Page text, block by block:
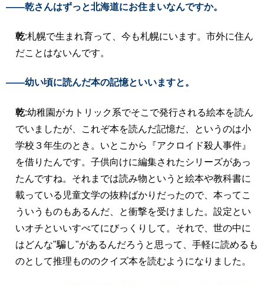
――乾さんはずっと北海道にお住まいなんですか。
乾:札幌で生まれ育って、今も札幌にいます。市外に住ん
だことはないんです。
――幼い頃に読んだ本の記憶といいますと。
乾:幼稚園がカトリック系でそこで発行される絵本を読ん
でいましたが、これぞ本を読んだ記憶だ、というのは小
学校３年生のとき。いとこから『アクロイド殺人事件』
を借りたんです。子供向けに編集されたシリーズがあっ
たんですね。それまでは読み物というと絵本や教科書に
載っている児童文学の抜粋ばかりだったので、本ってこ
ういうものもあるんだ、と衝撃を受けました。設定とい
いオチといいすべてにびっくりして。それで、世の中に
はどんな"騙し"があるんだろうと思って、手軽に読めるも
のとして推理もののクイズ本を読むようになりました。